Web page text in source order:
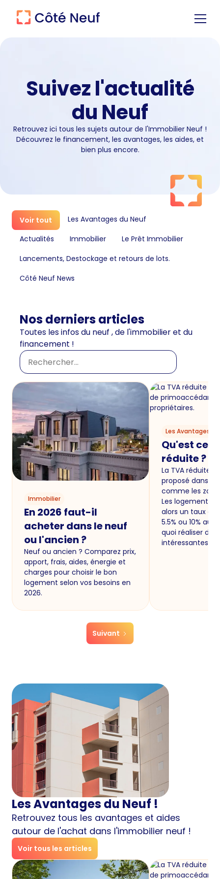
Suivez l'actualité
du Neuf
Retrouvez ici tous les sujets autour de l'Immobilier Neuf !
Découvrez le financement, les avantages, les aides, et
bien plus encore.
Voir tout
Les Avantages du Neuf
Actualités
Immobilier
Le Prêt Immobilier
Lancements, Destockage et retours de lots.
Côté Neuf News
Nos derniers articles
Toutes les infos du neuf , de l'immobilier et du
financement !
Immobilier
En 2026 faut-il
acheter dans le neuf
ou l'ancien ?
Neuf ou ancien ? Comparez prix,
apport, frais, aides, énergie et
charges pour choisir le bon
logement selon vos besoins en
2026.
Les Avantages
Qu'est ce
réduite ?
La TVA réduite
proposé dans
comme les
Les logements
alors un taux de
5.5% ou 10% au
quoi réaliser
intéressantes
Suivant
Les Avantages du Neuf !
Retrouvez tous les avantages et aides
autour de l'achat dans l'immobilier neuf !
Voir tous les articles